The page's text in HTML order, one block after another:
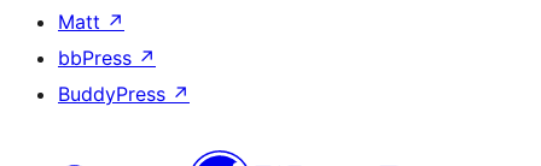
Matt ↗
bbPress ↗
BuddyPress ↗